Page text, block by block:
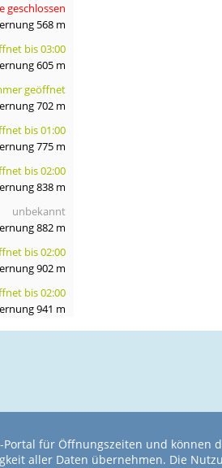
geschlossen
568 m
bis 03:00
605 m
geöffnet
702 m
bis 01:00
775 m
bis 02:00
838 m
unbekannt
882 m
bis 02:00
902 m
bis 02:00
941 m
für Öffnungszeiten und können
aller Daten übernehmen. Die